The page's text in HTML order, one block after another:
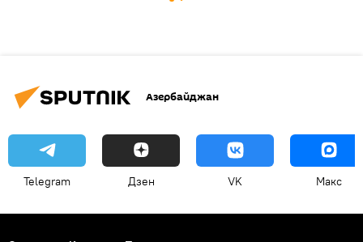
Азербайджан
Telegram Дзен VK Макс